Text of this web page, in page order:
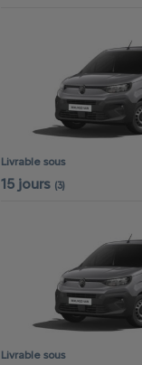
Livrable sous
15 jours (3)
Livrable sous